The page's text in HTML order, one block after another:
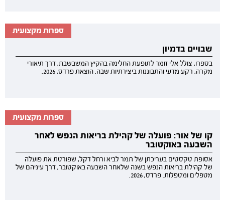
ספרות מקצועית
שבויים בדמיון
בספרו, צולל אלי זומר לתופעת החלימה בהקיץ המשבשבת, דרך תיאורי
מקרה, רקע מדעי והתבוננות ביצירתיות שבה. הוצאת פרדס, 2026.
ספרות מקצועית
קו של אור: פועלה של קהילת בריאות הנפש לאחר
השבעה באוקטובר
אסופת טקסטים בעריכתן של תמר לביא ורחל דקל, שפורטת את פועלה
של קהילת בריאות הנפש בשנה שלאחר השבעה באוקטובר, דרך עיניהם של
מטפלים ומטפלות. פרדס, 2026.